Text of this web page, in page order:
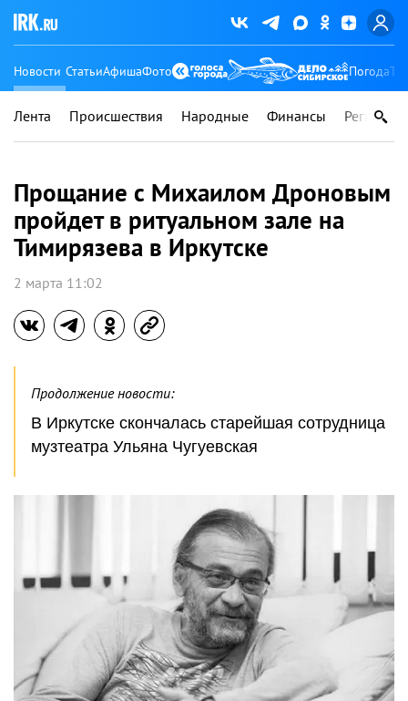
Новости СтатьиАфишаФото Погода
Лента Происшествия Народные Финансы Регионы
Прощание с Михаилом Дроновым
пройдет в ритуальном зале на
Тимирязева в Иркутске
2 марта 11:02
Продолжение новости:
В Иркутске скончалась старейшая сотрудница
музтеатра Ульяна Чугуевская